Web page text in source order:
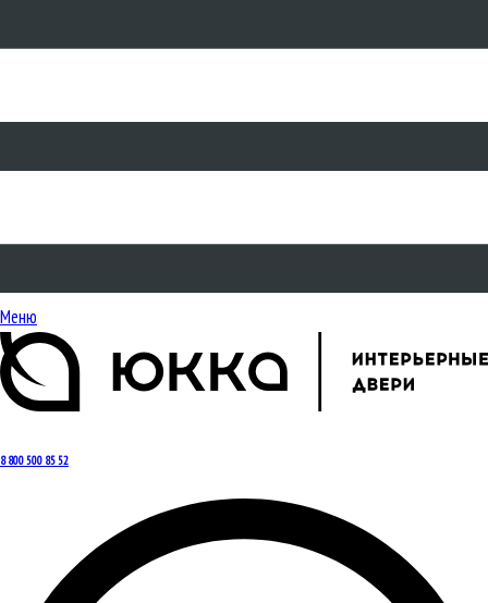
Меню
8 800 500 85 52